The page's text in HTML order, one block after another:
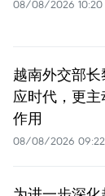
08/08/2026 10:20
越南外交部
应时代，更
作用
08/08/2026 09:22